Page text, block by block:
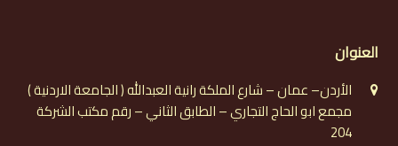
العنوان
الأردن– عمان – شارع الملكة رانية العبدالله ( الجامعة الاردنية )
مجمع ابو الحاج التجاري – الطابق الثاني – رقم مكتب الشركة
204